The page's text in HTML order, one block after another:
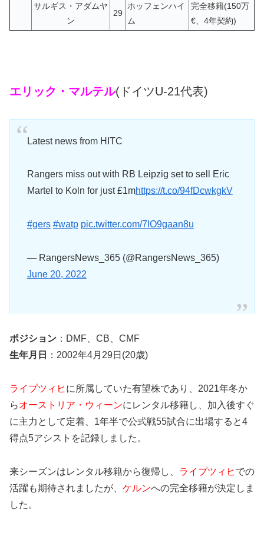
サルギス・アダムヤ
ン
29
ホッフェンハイ
ム
完全移籍(150万
€、4年契約)
エリック・マルテル(ドイツU-21代表)
Latest news from HITC
Rangers miss out with RB Leipzig set to sell Eric
Martel to Koln for just £1mhttps://t.co/94fDcwkgkV
#gers #watp pic.twitter.com/7IO9gaan8u
— RangersNews_365 (@RangersNews_365)
June 20, 2022
ポジション ：DMF、CB、CMF
生年月日
：2002年4月29日(20歳)
ライプツィヒ に所属していた有望株であり、2021年冬か
らオーストリア・ウィーンにレンタル移籍し、加入後すぐ
に主力として定着、1年半で公式戦55試合に出場すると4
得点5アシストを記録しました。
来シーズンはレンタル移籍から復帰し、 ライプツィヒ での
活躍も期待されましたが、 ケルンへの完全移籍が決定しま
した。